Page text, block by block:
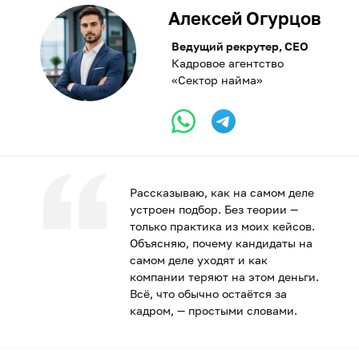
Рассказываю, как на самом деле
устроен подбор. Без теории —
только практика из моих кейсов.
Объясняю, почему кандидаты на
самом деле уходят и как
компании теряют на этом деньги.
Всё, что обычно остаётся за
кадром, — простыми словами.
Алексей Огурцов
Ведущий рекрутер, CEO
Кадровое агентство
«Сектор найма»